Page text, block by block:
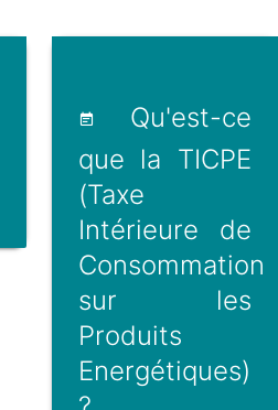
Qu'est-ce
que la TICPE
(Taxe
Intérieure de
Consommation
sur les
Produits
Energétiques)